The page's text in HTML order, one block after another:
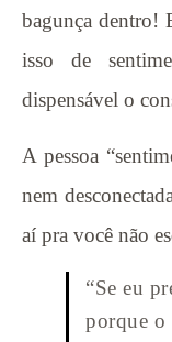
bagunça dentro!
isso de
dispensável o
A pessoa
nem
aí pra você não
“Se eu
porque o